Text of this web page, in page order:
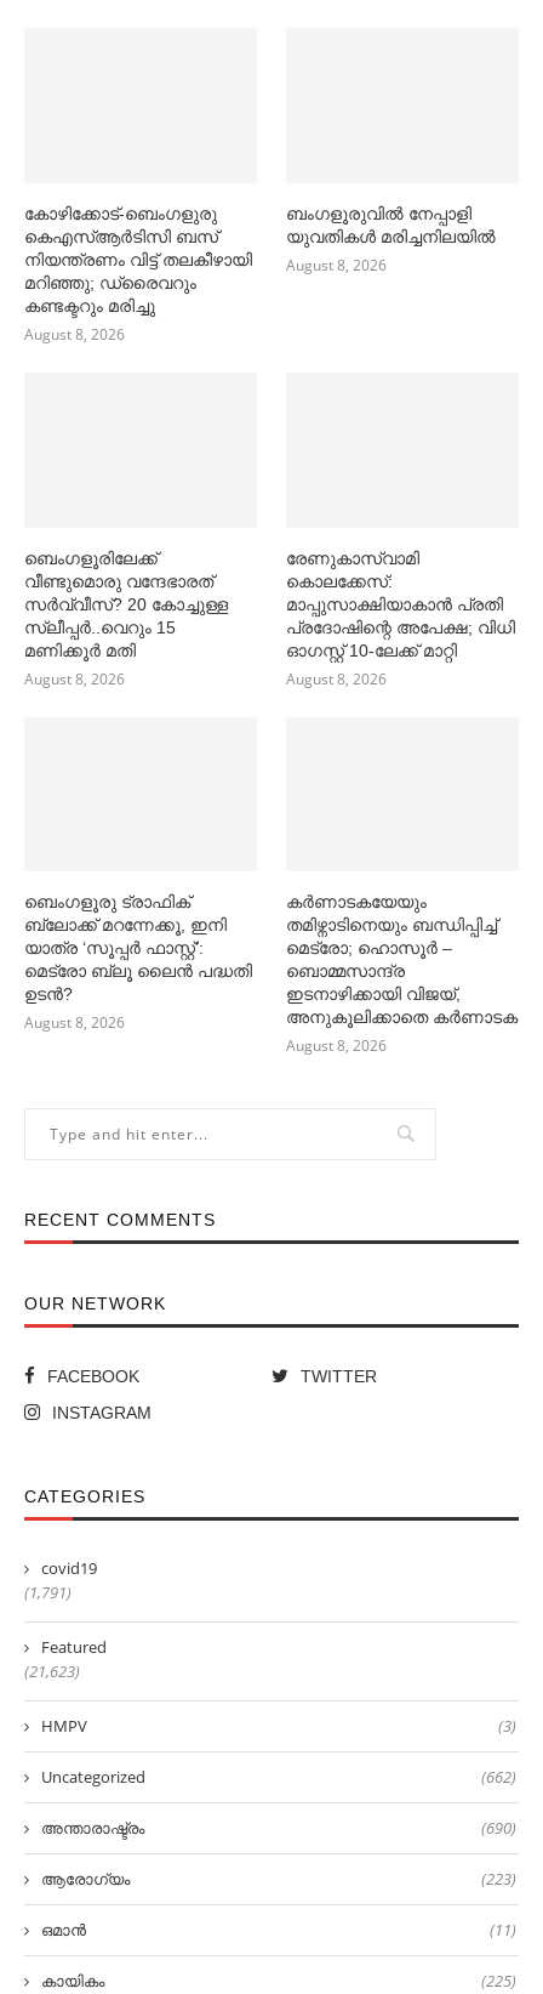
കോഴിക്കോട്-ബെംഗളുരു
കെഎസ്ആർടിസി ബസ്
നിയന്ത്രണം വിട്ട് തലകീഴായി
മറിഞ്ഞു; ഡ്രൈവറും
കണ്ടക്ട‌റും മരിച്ചു
August 8, 2026
ബംഗളൂരുവില്‍ നേപ്പാളി
യുവതികള്‍ മരിച്ചനിലയില്‍
August 8, 2026
ബെംഗളൂരിലേക്ക്
വീണ്ടുമൊരു വന്ദേഭാരത്
സര്‍വ്വീസ്? 20 കോച്ചുള്ള
സ്ലീപ്പര്‍..വെറും 15
മണിക്കൂര്‍ മതി
August 8, 2026
രേണുകാസ്വാമി
കൊലക്കേസ്:
മാപ്പുസാക്ഷിയാകാൻ പ്രതി
പ്രദോഷിന്റെ അപേക്ഷ; വിധി
ഓഗസ്റ്റ് 10-ലേക്ക് മാറ്റി
August 8, 2026
ബെംഗളൂരു ട്രാഫിക്
ബ്ലോക്ക് മറന്നേക്കൂ, ഇനി
യാത്ര ‘സൂപ്പര്‍ ഫാസ്റ്റ്’:
മെട്രോ ബ്ലൂ ലൈൻ പദ്ധതി
ഉടൻ?
August 8, 2026
കര്‍ണാടകയേയും
തമിഴ്നാടിനെയും ബന്ധിപ്പിച്ച്‌
മെട്രോ; ഹൊസൂര്‍ –
ബൊമ്മസാന്ദ്ര
ഇടനാഴിക്കായി വിജയ്,
അനുകൂലിക്കാതെ കര്‍ണാടക
August 8, 2026
RECENT COMMENTS
OUR NETWORK
FACEBOOK
TWITTER
INSTAGRAM
CATEGORIES
covid19
(1,791)
Featured
(21,623)
HMPV (3)
Uncategorized (662)
അന്താരാഷ്ട്രം (690)
ആരോഗ്യം (223)
ഒമാൻ (11)
കായികം (225)